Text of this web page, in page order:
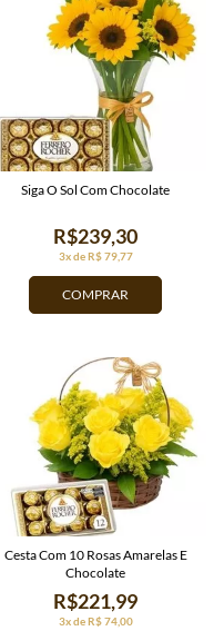
COMPRAR
3x de R$ 79,77
R$239,30
Siga O Sol Com Chocolate
3x de R$ 74,00
R$221,99
Cesta Com 10 Rosas Amarelas E
Chocolate